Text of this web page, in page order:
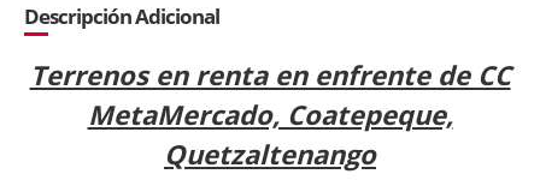
Descripción Adicional
Terrenos en renta en enfrente de CC
MetaMercado, Coatepeque,
Quetzaltenango